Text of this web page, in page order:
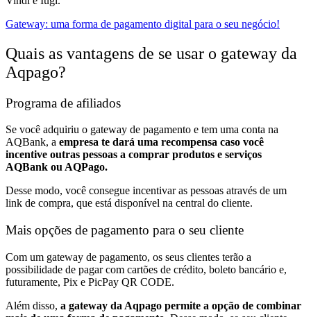
Gateway: uma forma de pagamento digital para o seu negócio!
Quais as vantagens de se usar o gateway da
Aqpago?
Programa de afiliados
Se você adquiriu o gateway de pagamento e tem uma conta na
AQBank, a empresa te dará uma recompensa caso você
incentive outras pessoas a comprar produtos e serviços
AQBank ou AQPago.
Desse modo, você consegue incentivar as pessoas através de um
link de compra, que está disponível na central do cliente.
Mais opções de pagamento para o seu cliente
Com um gateway de pagamento, os seus clientes terão a
possibilidade de pagar com cartões de crédito, boleto bancário e,
futuramente, Pix e PicPay QR CODE.
Além disso, a gateway da Aqpago permite a opção de combinar